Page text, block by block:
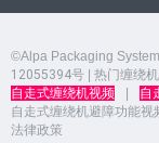
©Alpa Packaging
12055394号 | 热门缠绕
自走式缠绕机视频
自
自走式缠绕机避障功能视
法律政策